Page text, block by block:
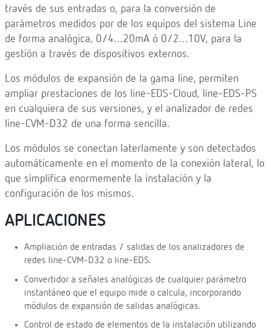
través de sus entradas o, para la conversión de
parámetros medidos por de los equipos del sistema Line
de forma analógica, 0/4…20mA ó 0/2…10V, para la
gestión a través de dispositivos externos.
Los módulos de expansión de la gama line, permiten
ampliar prestaciones de los line-EDS-Cloud, line-EDS-PS
en cualquiera de sus versiones, y el analizador de redes
line-CVM-D32 de una forma sencilla.
Los módulos se conectan laterlamente y son detectados
automáticamente en el momento de la conexión lateral, lo
que simplifica enormemente la instalación y la
configuración de los mismos.
APLICACIONES
Ampliación de entradas / salidas de los analizadores de
redes line-CVM-D32 o line-EDS.
Convertidor a señales analógicas de cualquier parámetro
instantáneo que el equipo mide o calcula, incorporando
módulos de expansión de salidas analógicas.
Control de estado de elementos de la instalación utilizando